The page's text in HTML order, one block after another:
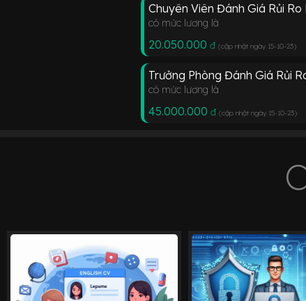
Chuyên Viên Đánh Giá Rủi
có mức lương là
20.050.000 đ (cập nhật ngày 15-10-23)
Trưởng Phòng Đánh Giá Rủi
có mức lương là
45.000.000 đ (cập nhật ngày 15-10-23)